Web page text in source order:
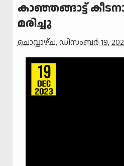
കാഞ്ഞങ്ങാട്ട്
മരിച്ചു
ചൊവ്വാഴ്ച, ഡിസംബർ 19,